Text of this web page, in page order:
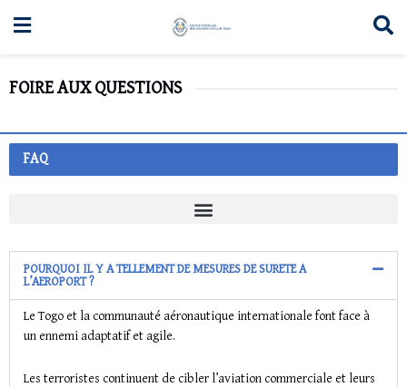
FOIRE AUX QUESTIONS
FAQ
POURQUOI IL Y A TELLEMENT DE MESURES DE SURETE A
L’AEROPORT ?
Le Togo et la communauté aéronautique internationale font face à
un ennemi adaptatif et agile.
Les terroristes continuent de cibler l’aviation commerciale et leurs